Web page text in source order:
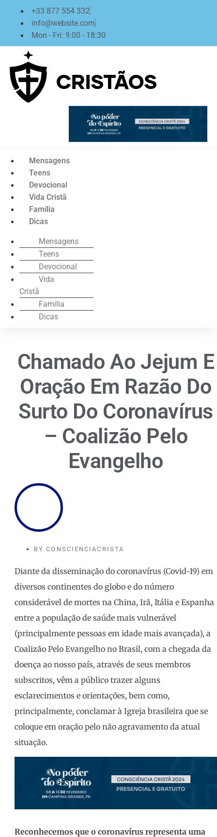
conteúdo
+33 877 554 332
info@website.com
Mon - Fri: 9:00 - 18:30
Mensagens
Teens
Devocional
Vida Cristã
Família
Dicas
Mensagens
Teens
Devocional
Vida
Cristã
Família
Dicas
Chamado Ao Jejum E
Oração Em Razão Do
Surto Do Coronavírus
– Coalizão Pelo
Evangelho
BY CONSCIENCIACRISTA
Diante da disseminação do coronavírus (Covid-19) em
diversos continentes do globo e do número
considerável de mortes na China, Irã, Itália e Espanha
entre a população de saúde mais vulnerável
(principalmente pessoas em idade mais avançada), a
Coalizão Pelo Evangelho no Brasil, com a chegada da
doença ao nosso país, através de seus membros
subscritos, vêm a público trazer alguns
esclarecimentos e orientações, bem como,
principalmente, conclamar à Igreja brasileira que se
coloque em oração pelo não agravamento da atual
situação.
Reconhecemos que o coronavírus representa uma